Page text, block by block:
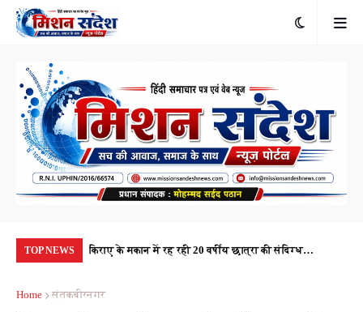
TOP NEWS
1.10 करोड़
किराए के मकान में रह रही 20 वर्षीय छात्रा की संदिग्ध
Home
संतकबीरनगर